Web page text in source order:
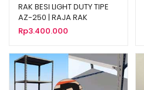
RAK BESI LIGHT DUTY TIPE
AZ-250 | RAJA RAK
Rp3.400.000